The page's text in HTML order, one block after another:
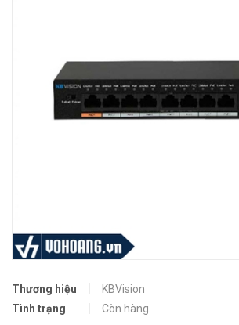
Thương hiệu
KBVision
Tình trạng
Còn hàng